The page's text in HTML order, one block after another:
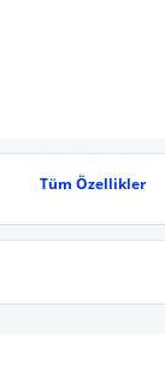
Tüm Özellikler